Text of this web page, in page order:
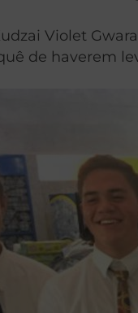
Violet
de haverem